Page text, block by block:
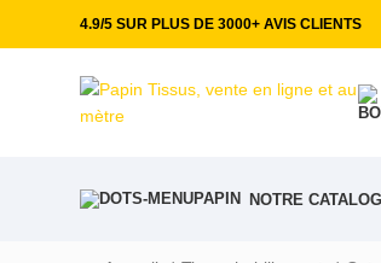
4.9/5 SUR PLUS DE 3000+ AVIS CLIENTS
NOTRE